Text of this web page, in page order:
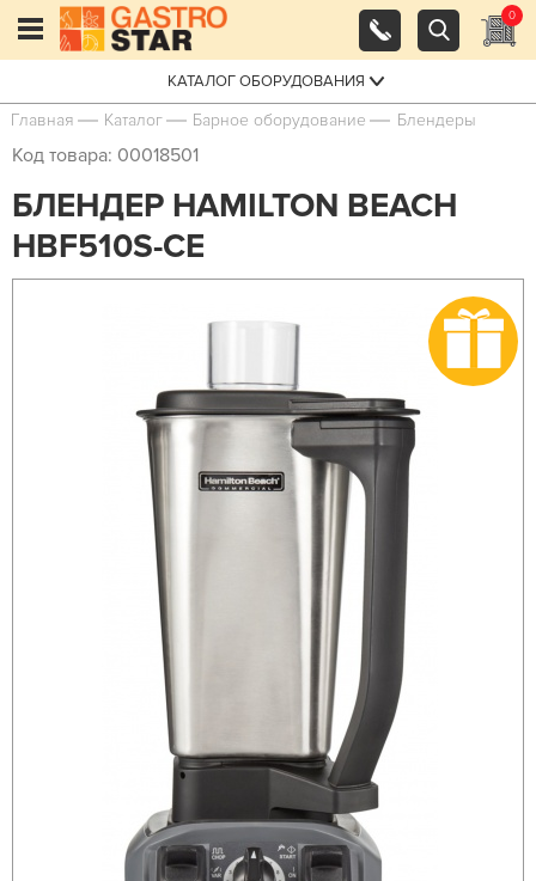
0
КАТАЛОГ ОБОРУДОВАНИЯ
Главная Каталог Барное оборудование Блендеры
Код товара: 00018501
БЛЕНДЕР HAMILTON BEACH
HBF510S-CE